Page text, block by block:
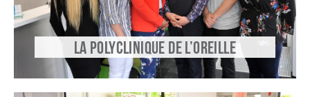
LA POLYCLINIQUE DE L’OREILLE